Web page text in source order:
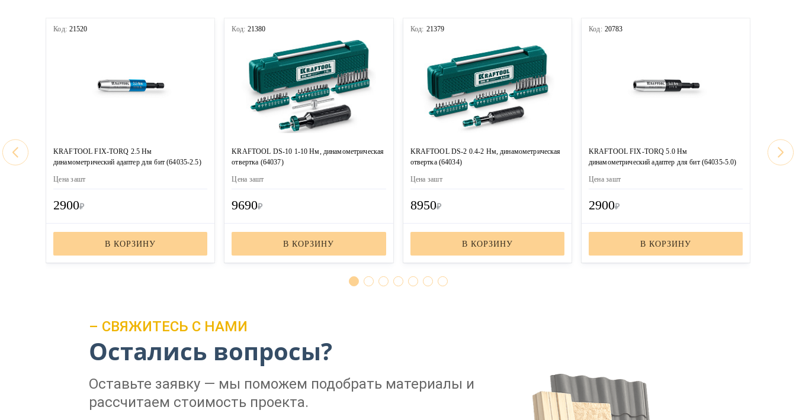
Код: 21520
KRAFTOOL FIX-TORQ 2.5 Нм
динамометрический адаптер для бит (64035-2.5)
Цена зашт
2900₽
В КОРЗИНУ
Код: 21380
KRAFTOOL DS-10 1-10 Нм, динамометрическая
отвертка (64037)
Цена зашт
9690₽
В КОРЗИНУ
Код: 21379
KRAFTOOL DS-2 0.4-2 Нм, динамометрическая
отвертка (64034)
Цена зашт
8950₽
В КОРЗИНУ
Код: 20783
KRAFTOOL FIX-TORQ 5.0 Нм
динамометрический адаптер для бит (64035-5.0)
Цена зашт
2900₽
В КОРЗИНУ
– СВЯЖИТЕСЬ С НАМИ
Остались вопросы?
Оставьте заявку — мы поможем подобрать материалы и
рассчитаем стоимость проекта.
ЗАКАЗАТЬ ЗВОНОК
данных в соответствии с ФЗ от 27.07.2006 № 152-ФЗ "О персональных данных", на
условиях и для целей, определенных в
политикой конфиденциальности